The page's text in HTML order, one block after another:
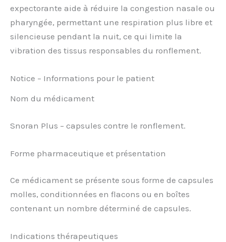
expectorante aide à réduire la congestion nasale ou
pharyngée, permettant une respiration plus libre et
silencieuse pendant la nuit, ce qui limite la
vibration des tissus responsables du ronflement.
Notice – Informations pour le patient
Nom du médicament
Snoran Plus – capsules contre le ronflement.
Forme pharmaceutique et présentation
Ce médicament se présente sous forme de capsules
molles, conditionnées en flacons ou en boîtes
contenant un nombre déterminé de capsules.
Indications thérapeutiques